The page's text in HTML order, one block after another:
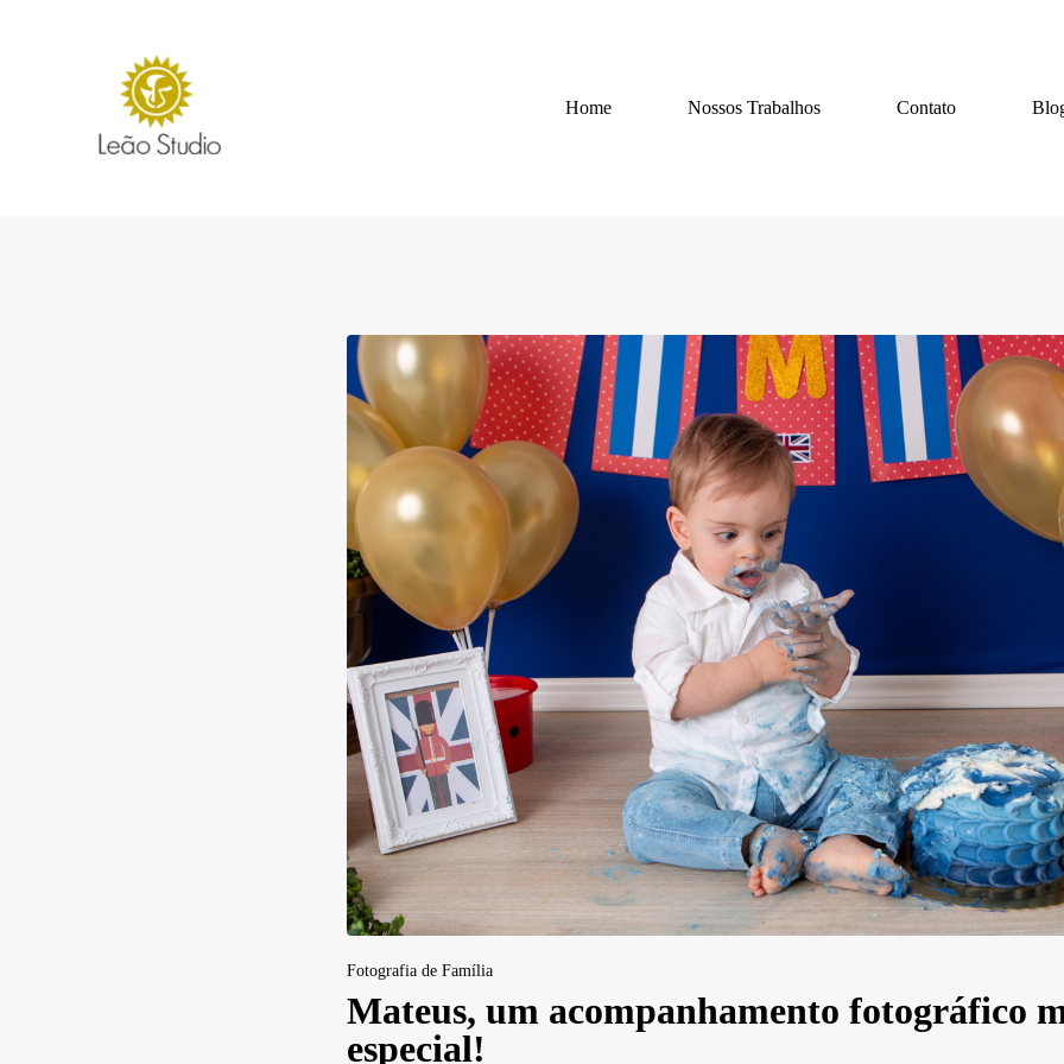
Home Nossos Trabalhos Contato
Fotografia de Família
Mateus, um acompanhamento fotográfico
especial!